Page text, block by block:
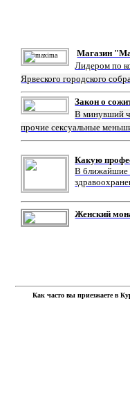
Магазин
Лидером по
Ярвеского городского
Закон о
В минувший
прочие сексуальные
Какую
В ближайшие
Женский
Как часто вы приезжаете в